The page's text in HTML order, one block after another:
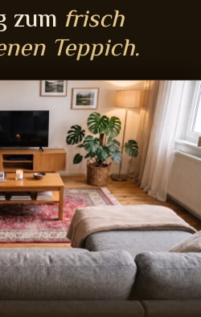
zum frisch
Teppich.